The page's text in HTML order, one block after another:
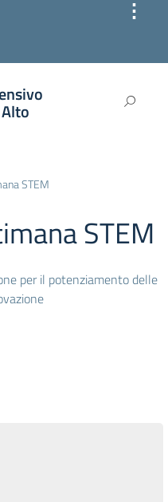
⋮
STEM
STEM
per il potenziamento delle